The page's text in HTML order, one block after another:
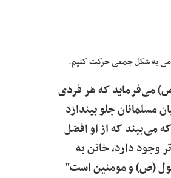
به شکل جمعی حرکت کنیم.
می‌فرماید که هر فردی
مسلمانان جلو بیندازد
می‌بیند که از او افضل
وجود دارد، خائن به
(ص) و مومنین است"